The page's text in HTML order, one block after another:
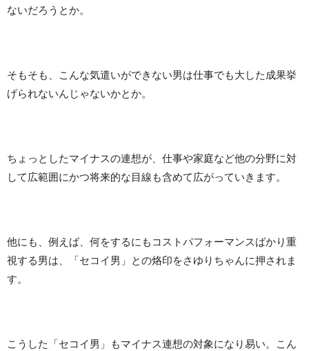
ないだろうとか。
そもそも、こんな気遣いができない男は仕事でも大した成果挙
げられないんじゃないかとか。
ちょっとしたマイナスの連想が、仕事や家庭など他の分野に対
して広範囲にかつ将来的な目線も含めて広がっていきます。
他にも、例えば、何をするにもコストパフォーマンスばかり重
視する男は、「セコイ男」との烙印をさゆりちゃんに押されま
す。
こうした「セコイ男」もマイナス連想の対象になり易い。こん